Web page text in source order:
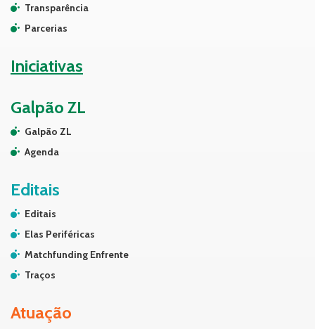
Transparência
Parcerias
Iniciativas
Galpão ZL
Galpão ZL
Agenda
Editais
Editais
Elas Periféricas
Matchfunding Enfrente
Traços
Atuação